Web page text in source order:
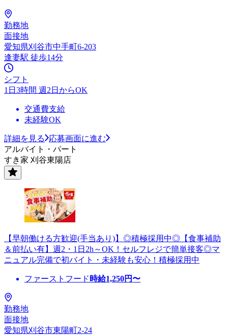
勤務地
面接地
愛知県刈谷市中手町6-203
逢妻駅 徒歩14分
シフト
1日3時間 週2日からOK
交通費支給
未経験OK
詳細を見る
応募画面に進む
アルバイト・パート
すき家 刈谷東陽店
【早朝働ける方歓迎(手当あり)】◎積極採用中◎【食事補助
＆前払い有】週2・1日2h～OK！セルフレジで簡単接客◎マ
ニュアル完備で初バイト・未経験も安心！積極採用中
ファーストフード 時給1,250円〜
勤務地
面接地
愛知県刈谷市東陽町2-24